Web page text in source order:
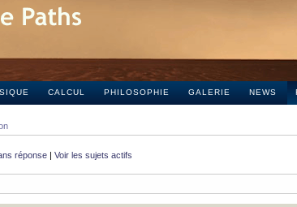
CALCUL PHILOSOPHIE GALERIE NEWS
réponse | Voir les sujets actifs